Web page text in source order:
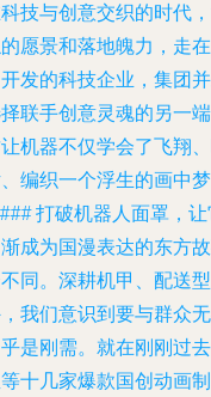
技与创意交织的时代
愿景和落地魄力，走
发的科技企业，集团
联手创意灵魂的另一
机器不仅学会了飞翔
编织一个浮生的画中
打破机器人面罩，
成为国漫表达的东方
同。深耕机甲、配送
我们意识到要与群众
是刚需。就在刚刚过
十几家爆款国创动画